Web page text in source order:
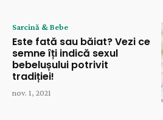
Sarcină & Bebe
Este fată sau băiat? Vezi ce
semne îți indică sexul
bebelușului potrivit
tradiției!
nov. 1, 2021